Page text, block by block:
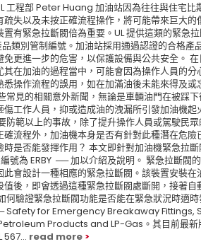
工程部 Peter Huang 加油站因為往往與住宅比
疏失以及未按正確流程操作，將可能帶來巨大
置有緊急拉斷閥倍為重要。UL 提供這類的緊急
品類別管制編號。加油站採用通過認證的合格
免更進一步的危害，以保護設備與公共安全。
其在加油的過程當中，可能會因為操作人員的
悉操作流程的誤用，如在加滿油後未能來得及
常見的相關意外新聞，無論是車輛油門在被踩
傷工作人員，抑或造成油的洩漏所引發加油機
防範以上的事故，除了提升操作人員或駕駛民
確流程外，加油機本身是否有針對此種潛在危
時是否能發揮作用？ 本文即針對加油機緊急
號為 ERBY ── 加以介紹及說明。 緊急拉斷閥
此會設計一種相應的緊急拉斷閥。該裝置安裝
值後，即會透過這種緊急拉斷閥處斷開，接著
何驗證緊急拉斷閥功能是否能在緊急狀況時適
─ Safety for Emergency Breakaway
Products and LP-Gas。其目前最新
567... read more